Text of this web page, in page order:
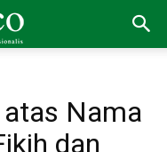
Nama
dan